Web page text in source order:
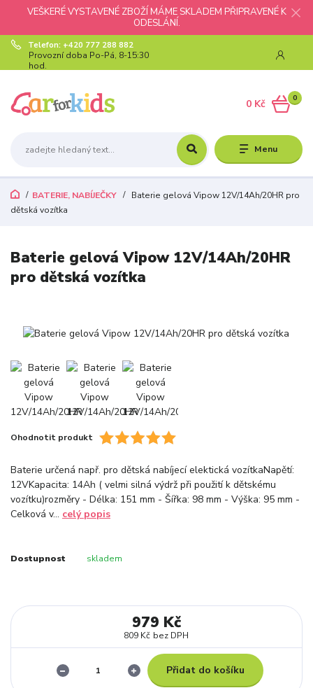
VEŠKERÉ VYSTAVENÉ ZBOŽÍ MÁME SKLADEM PŘIPRAVENÉ K
ODESLÁNÍ.
Menu
Telefon: +420 777 288 882
Provozní doba Po-Pá, 8-15:30
hod.
0
0 Kč
BATERIE, NABÍJEČKY
Baterie gelová Vipow 12V/14Ah/20HR pro
dětská vozítka
Baterie gelová Vipow 12V/14Ah/20HR
pro dětská vozítka
Ohodnotit produkt
Baterie určená např. pro dětská nabíjecí elektická vozítkaNapětí:
12VKapacita: 14Ah ( velmi silná výdrž při použití k dětskému
vozítku)rozměry - Délka: 151 mm - Šířka: 98 mm - Výška: 95 mm -
Celková v... celý popis
Dostupnost skladem
979 Kč
809 Kč bez DPH
Přidat do košíku